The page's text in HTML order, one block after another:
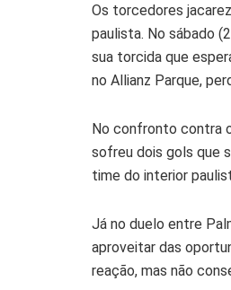
Os torcedores
paulista. No sábado
sua torcida que
no Allianz Parque,
No confronto contra
sofreu dois gols que
time do interior
Já no duelo entre
aproveitar das
reação, mas não